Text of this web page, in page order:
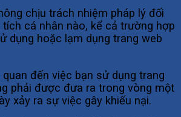
chịu trách nhiệm pháp lý đối
cá nhân nào, kể cả trường hợp
dụng hoặc lạm dụng trang web
đến việc bạn sử dụng trang
phải được đưa ra trong vòng một
xảy ra sự việc gây khiếu nại.